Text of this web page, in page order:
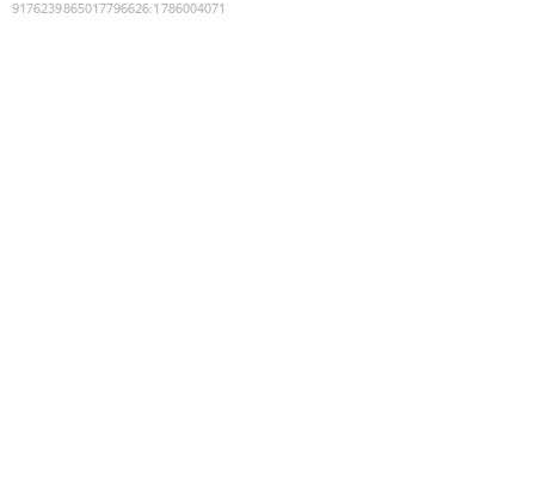
9176239865017796626:1786004071